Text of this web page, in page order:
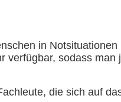
in
sodass
die sich auf